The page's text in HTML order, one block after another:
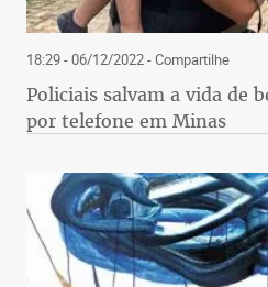
18:29 - 06/12/2022- Compartilhe
Policiais salvam a vida de
por telefone em Minas